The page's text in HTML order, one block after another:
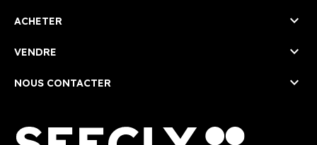
ACHETER 
VENDRE 
NOUS CONTACTER 